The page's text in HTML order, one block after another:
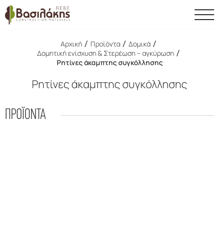
Αρχική / Προϊόντα / Δομικά /
Δομητική ενίσχυση & Στερέωση – αγκύρωση /
Ρητίνες άκαμπτης συγκόλλησης
Ρητίνες άκαμπτης συγκόλλησης
ΠΡΟΪΟΝΤΑ